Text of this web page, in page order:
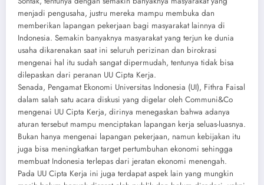
menjadi pengusaha, justru mereka mampu membuka dan
memberikan lapangan pekerjaan bagi masyarakat lainnya di
Indonesia. Semakin banyaknya masyarakat yang terjun ke dunia
usaha dikarenakan saat ini seluruh perizinan dan birokrasi
mengenai hal itu sudah sangat dipermudah, tentunya tidak bisa
dilepaskan dari peranan UU Cipta Kerja.
Senada, Pengamat Ekonomi Universitas Indonesia (UI), Fithra Faisal
dalam salah satu acara diskusi yang digelar oleh Communi&Co
mengenai UU Cipta Kerja, dirinya menegaskan bahwa adanya
aturan tersebut mampu menciptakan lapangan kerja seluas-luasnya.
Bukan hanya mengenai lapangan pekerjaan, namun kebijakan itu
juga bisa meningkatkan target pertumbuhan ekonomi sehingga
membuat Indonesia terlepas dari jeratan ekonomi menengah.
Pada UU Cipta Kerja ini juga terdapat aspek lain yang mungkin